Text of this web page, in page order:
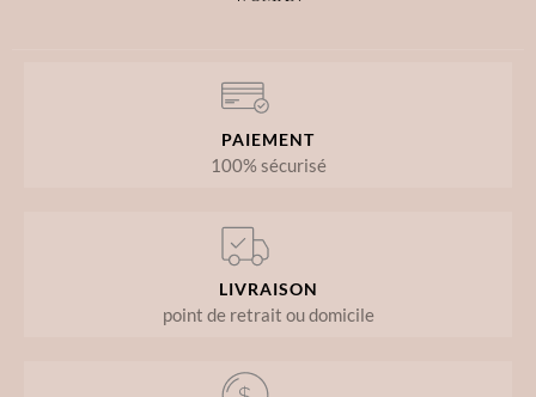
PAIEMENT
100% sécurisé
LIVRAISON
point de retrait ou domicile